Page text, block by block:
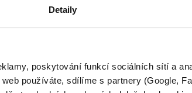
Detaily
poskytování funkcí sociálních sítí a
používáte, sdílíme s partnery (Google,
našeho slovníku
Its population
Pojďme se podívat na